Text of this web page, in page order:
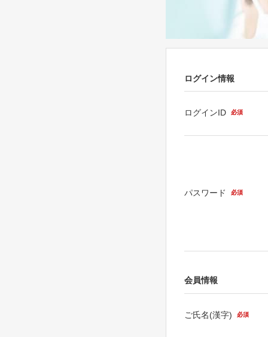
ログイン情報
ログインID 必須
パスワード 必須
会員情報
ご氏名(漢字) 必須